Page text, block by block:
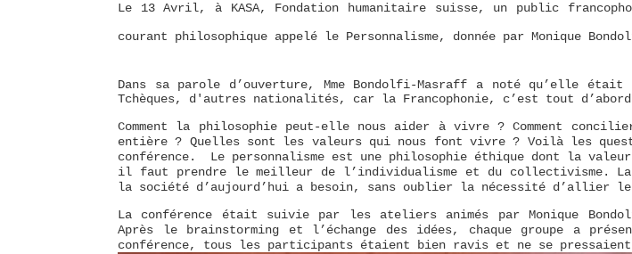
Le 13 Avril, à KASA, Fondation humanitaire suisse, un public
courant philosophique appelé le Personnalisme, donnée par Monique
Dans sa parole d’ouverture, Mme Bondolfi-Masraff a noté qu’elle était
Tchèques, d'autres nationalités, car la Francophonie, c’est tout
Comment la philosophie peut-elle nous aider à vivre ? Comment
entière ? Quelles sont les valeurs qui nous font vivre ? Voilà les
conférence. Le personnalisme est une philosophie éthique dont la
il faut prendre le meilleur de l’individualisme et du collectivisme. La
la société d’aujourd’hui a besoin, sans oublier la nécessité d’allier
La conférence était suivie par les ateliers animés par Monique
Après le brainstorming et l’échange des idées, chaque groupe a
conférence, tous les participants étaient bien ravis et ne se